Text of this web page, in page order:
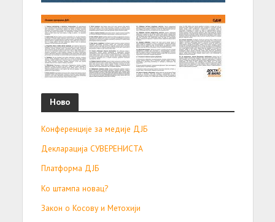
Ново
Конференције за медије ДЈБ
Декларација СУВЕРЕНИСТА
Платформа ДЈБ
Ко штампа новац?
Закон о Косову и Метохији